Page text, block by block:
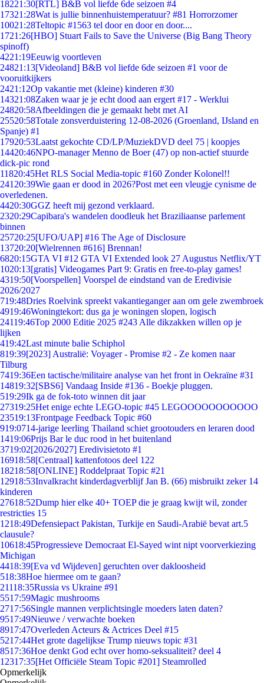
18221:30[RTL] B&B vol liefde 6de seizoen #4
17321:28Wat is jullie binnenhuistemperatuur? #81 Horrorzomer
10021:28Teltopic #1563 tel door en door en door....
1721:26[HBO] Stuart Fails to Save the Universe (Big Bang Theory
spinoff)
4221:19Eeuwig voortleven
24821:13[Videoland] B&B vol liefde 6de seizoen #1 voor de
vooruitkijkers
2421:12Op vakantie met (kleine) kinderen #30
14321:08Zaken waar je je echt dood aan ergert #17 - Werklui
24820:58Afbeeldingen die je gemaakt hebt met AI
25520:58Totale zonsverduistering 12-08-2026 (Groenland, IJsland en
Spanje) #1
17920:53Laatst gekochte CD/LP/MuziekDVD deel 75 | koopjes
14420:46NPO-manager Menno de Boer (47) op non-actief stuurde
dick-pic rond
11820:45Het RLS Social Media-topic #160 Zonder Kolonel!!
241 20:39Wie gaan er dood in 2026?Post met een vleugje cynisme de
overledenen.
4420:30GGZ heeft mij gezond verklaard.
2320:29Capibara's wandelen doodleuk het Braziliaanse parlement
binnen
25720:25[UFO/UAP] #16 The Age of Disclosure
13720:20[Wielrennen #616] Brennan!
6820:15GTA VI #12 GTA VI Extended look 27 Augustus Netflix/YT
1020:13[gratis] Videogames Part 9: Gratis en free-to-play games!
4319:50[Voorspellen] Voorspel de eindstand van de Eredivisie
2026/2027
719:48Dries Roelvink spreekt vakantieganger aan om gele zwembroek
4919:46Woningtekort: dus ga je woningen slopen, logisch
24119:46Top 2000 Editie 2025 #243 Alle dikzakken willen op je
lijken
419:42Last minute balie Schiphol
819:39[2023] Australië: Voyager - Promise #2 - Ze komen naar
Tilburg
7419:36Een tactische/militaire analyse van het front in Oekraïne #31
14819:32[SBS6] Vandaag Inside #136 - Boekje pluggen.
519:29Ik ga de fok-toto winnen dit jaar
27319:25Het enige echte LEGO-topic #45 LEGOOOOOOOOOOO
23519:13Frontpage Feedback Topic #60
919:0714-jarige leerling Thailand schiet grootouders en leraren dood
1419:06Prijs Bar le duc rood in het buitenland
3719:02[2026/2027] Eredivisietoto #1
16918:58[Centraal] kattenfotoos deel 122
18218:58[ONLINE] Roddelpraat Topic #21
12918:53Invalkracht kinderdagverblijf Jan B. (66) misbruikt zeker 14
kinderen
27618:52Dump hier elke 40+ TOEP die je graag kwijt wil, zonder
restricties 15
1218:49Defensiepact Pakistan, Turkije en Saudi-Arabië bevat art.5
clausule?
10618:45Progressieve Democraat El-Sayed wint nipt voorverkiezing
Michigan
4418:39[Eva vd Wijdeven] geruchten over dakloosheid
518:38Hoe hiermee om te gaan?
21118:35Russia vs Ukraine #91
5517:59Magic mushrooms
2717:56Single mannen verplichtsingle moeders laten daten?
9517:49Nieuwe / verwachte boeken
8917:47Overleden Acteurs & Actrices Deel #15
5217:44Het grote dagelijkse Trump nieuws topic #31
8517:36Hoe denkt God echt over homo-seksualiteit? deel 4
12317:35[Het Officiële Steam Topic #201] Steamrolled
Opmerkelijk